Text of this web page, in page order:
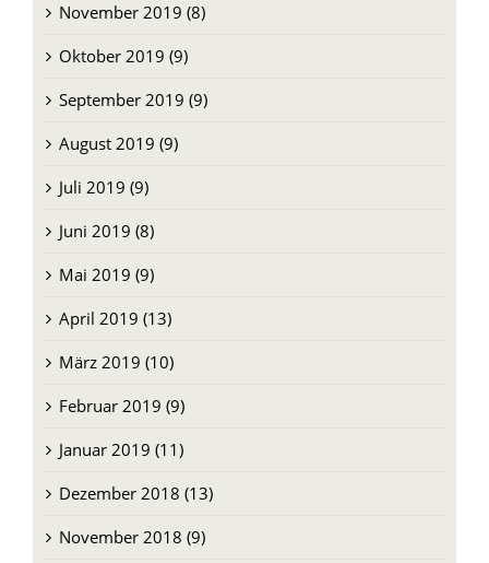
November 2019 (8)
Oktober 2019 (9)
September 2019 (9)
August 2019 (9)
Juli 2019 (9)
Juni 2019 (8)
Mai 2019 (9)
April 2019 (13)
März 2019 (10)
Februar 2019 (9)
Januar 2019 (11)
Dezember 2018 (13)
November 2018 (9)